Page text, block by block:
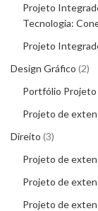
Projeto
Tecnologia:
Projeto
Design Gráfico 2
Portfólio Projeto
Projeto de
Direito 3
Projeto de
Projeto de
Projeto de